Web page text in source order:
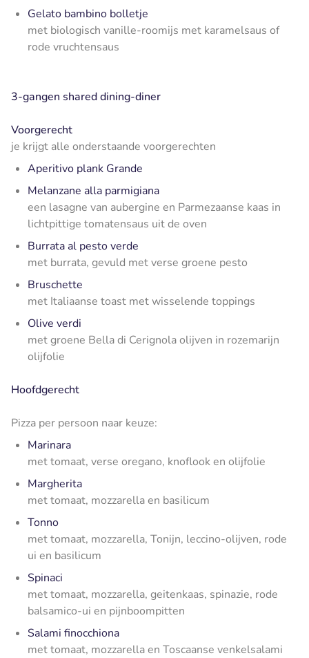
Gelato bambino bolletje
met biologisch vanille-roomijs met karamelsaus of
rode vruchtensaus
3-gangen shared dining-diner
Voorgerecht
je krijgt alle onderstaande voorgerechten
Aperitivo plank Grande
Melanzane alla parmigiana
een lasagne van aubergine en Parmezaanse kaas in
lichtpittige tomatensaus uit de oven
Burrata al pesto verde
met burrata, gevuld met verse groene pesto
Bruschette
met Italiaanse toast met wisselende toppings
Olive verdi
met groene Bella di Cerignola olijven in rozemarijn
olijfolie
Hoofdgerecht
Pizza per persoon naar keuze:
Marinara
met tomaat, verse oregano, knoflook en olijfolie
Margherita
met tomaat, mozzarella en basilicum
Tonno
met tomaat, mozzarella, Tonijn, leccino-olijven, rode
ui en basilicum
Spinaci
met tomaat, mozzarella, geitenkaas, spinazie, rode
balsamico-ui en pijnboompitten
Salami finocchiona
met tomaat, mozzarella en Toscaanse venkelsalami